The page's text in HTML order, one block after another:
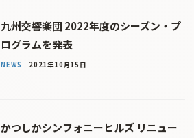
九州交響楽団 2022年度のシーズン・プ
ログラムを発表
NEWS 2021年10月15日
かつしかシンフォニーヒルズ リニュー